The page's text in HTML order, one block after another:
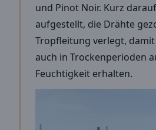
und Pinot Noir. Kurz
aufgestellt, die Drähte
Tropfleitung verlegt,
auch in Trockenperioden
Feuchtigkeit erhalten.